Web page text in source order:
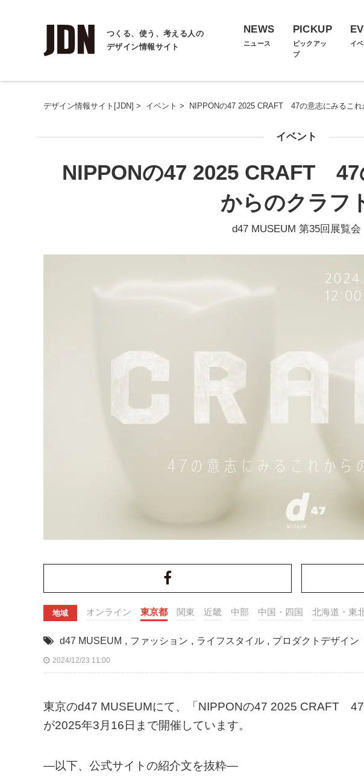
つくる、使う、考える人の
デザイン情報サイト
NEWS
ニュース
PICKUP
ピックアッ
プ
イ
デザイン情報サイト[JDN] > イベント > NIPPONの47 2025 CRAFT 47の意志にみるこれ
イベント
NIPPONの47 2025 CRAFT
からのクラフ
d47 MUSEUM 第35回展覧会
地域 オンライン 東京都 関東 近畿 中部 中国・四国 北海道・東
d47 MUSEUM , ファッション , ライフスタイル , プロダクトデザイン
2024/12/23 11:00
東京のd47 MUSEUMにて、「NIPPONの47 2025 CRAFT 47
が2025年3月16日まで開催しています。
—以下、公式サイトの紹介文を抜粋—